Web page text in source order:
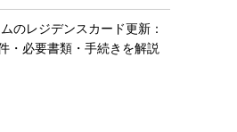
のレジデンスカード更新：
・必要書類・手続きを解説